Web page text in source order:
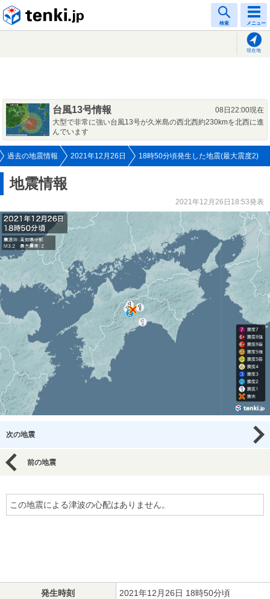
検索 メニュー
現在地
台風13号情報
08日22:00現在
大型で非常に強い台風13号が久米島の西北西約230kmを北西に進
んでいます
過去の地震情報 2021年12月26日 18時50分頃発生した地震(最大震度2)
地震情報
2021年12月26日18:53発表
次の地震
前の地震
この地震による津波の心配はありません。
発生時刻 2021年12月26日 18時50分頃